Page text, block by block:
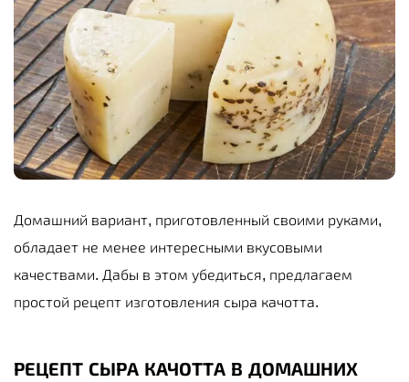
Домашний вариант, приготовленный своими руками,
обладает не менее интересными вкусовыми
качествами. Дабы в этом убедиться, предлагаем
простой рецепт изготовления сыра качотта.
РЕЦЕПТ СЫРА КАЧОТТА В ДОМАШНИХ